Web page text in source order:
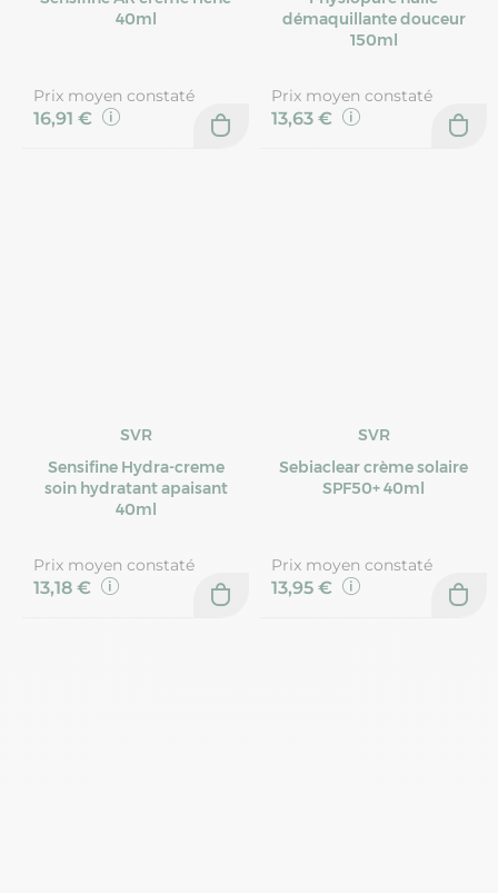
40ml
Prix moyen constaté
16,91 €
démaquillante douceur
150ml
Prix moyen constaté
13,63 €
SVR
Sensifine Hydra-creme
soin hydratant apaisant
40ml
Prix moyen constaté
13,18 €
SVR
Sebiaclear crème solaire
SPF50+ 40ml
Prix moyen constaté
13,95 €